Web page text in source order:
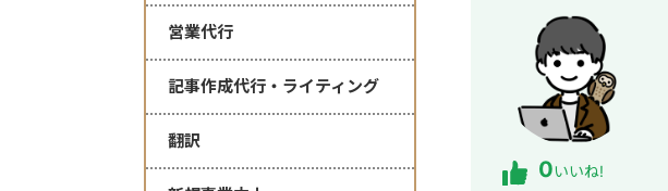
営業代行
記事作成代行・ライティング
翻訳
0いいね!